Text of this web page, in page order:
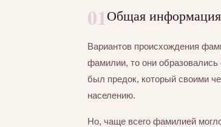
01Общая
Вариантов происхождения
фамилии, то они образовались
был предок, который своими
населению.
Но, чаще всего фамилией